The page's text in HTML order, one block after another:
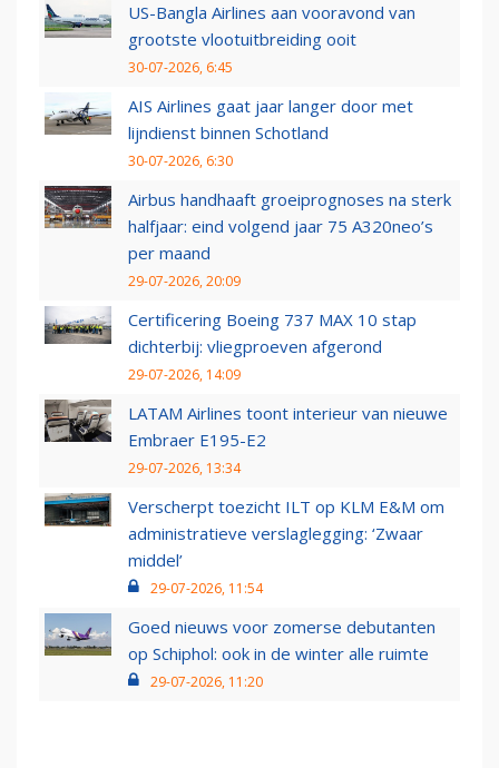
US-Bangla Airlines aan vooravond van
grootste vlootuitbreiding ooit
30-07-2026, 6:45
AIS Airlines gaat jaar langer door met
lijndienst binnen Schotland
30-07-2026, 6:30
Airbus handhaaft groeiprognoses na sterk
halfjaar: eind volgend jaar 75 A320neo’s
per maand
29-07-2026, 20:09
Certificering Boeing 737 MAX 10 stap
dichterbij: vliegproeven afgerond
29-07-2026, 14:09
LATAM Airlines toont interieur van nieuwe
Embraer E195-E2
29-07-2026, 13:34
Verscherpt toezicht ILT op KLM E&M om
administratieve verslaglegging: ‘Zwaar
middel’
29-07-2026, 11:54
Goed nieuws voor zomerse debutanten
op Schiphol: ook in de winter alle ruimte
29-07-2026, 11:20